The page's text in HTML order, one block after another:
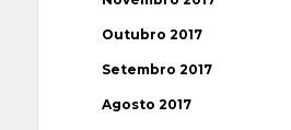
Outubro 2017
Setembro 2017
Agosto 2017